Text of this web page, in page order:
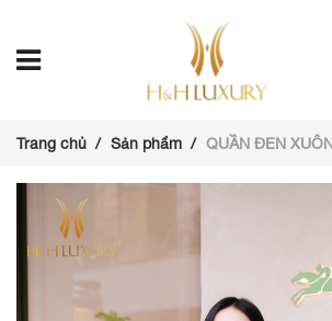
Trang chủ Sản phẩm QUẦN ĐEN